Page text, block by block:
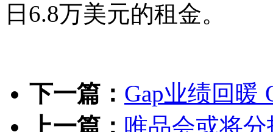
日6.8万美元的租金。
下一篇： Gap业绩回暖
上一篇： 唯品会或将